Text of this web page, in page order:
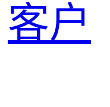
客户